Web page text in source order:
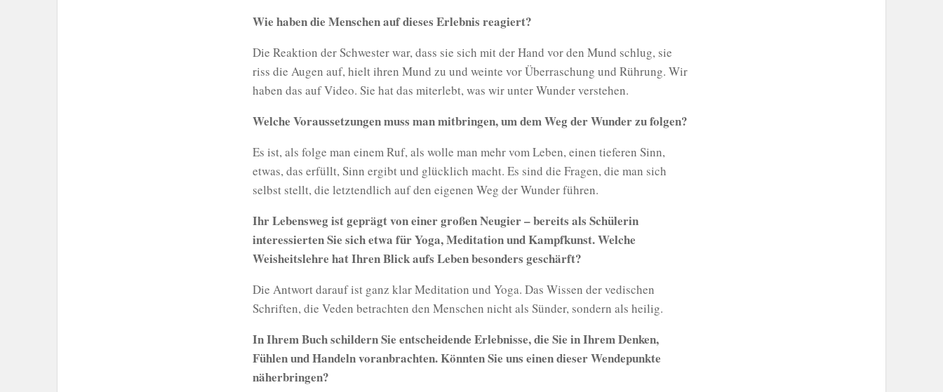
Wie haben die Menschen auf dieses Erlebnis reagiert?
Die Reaktion der Schwester war, dass sie sich mit der Hand vor den Mund schlug, sie
riss die Augen auf, hielt ihren Mund zu und weinte vor Überraschung und Rührung. Wir
haben das auf Video. Sie hat das miterlebt, was wir unter Wunder verstehen.
Welche Voraussetzungen muss man mitbringen, um dem Weg der Wunder zu folgen?
Es ist, als folge man einem Ruf, als wolle man mehr vom Leben, einen tieferen Sinn,
etwas, das erfüllt, Sinn ergibt und glücklich macht. Es sind die Fragen, die man sich
selbst stellt, die letztendlich auf den eigenen Weg der Wunder führen.
Ihr Lebensweg ist geprägt von einer großen Neugier – bereits als Schülerin
interessierten Sie sich etwa für Yoga, Meditation und Kampfkunst. Welche
Weisheitslehre hat Ihren Blick aufs Leben besonders geschärft?
Die Antwort darauf ist ganz klar Meditation und Yoga. Das Wissen der vedischen
Schriften, die Veden betrachten den Menschen nicht als Sünder, sondern als heilig.
In Ihrem Buch schildern Sie entscheidende Erlebnisse, die Sie in Ihrem Denken,
Fühlen und Handeln voranbrachten. Könnten Sie uns einen dieser Wendepunkte
näherbringen?